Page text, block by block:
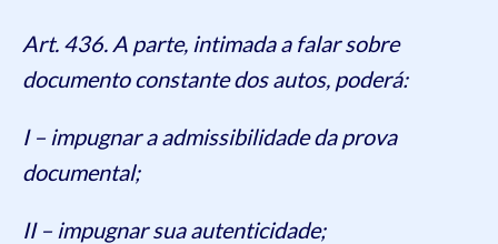
Art. 436. A parte, intimada a falar sobre
documento constante dos autos, poderá:
I – impugnar a admissibilidade da prova
documental;
II – impugnar sua autenticidade;